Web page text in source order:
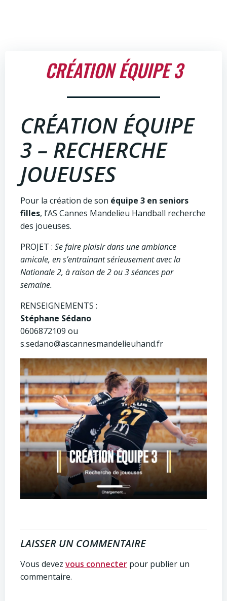
CRÉATION ÉQUIPE 3
CRÉATION ÉQUIPE
3 – RECHERCHE
JOUEUSES
Pour la création de son équipe 3 en seniors
filles, l’AS Cannes Mandelieu Handball recherche
des joueuses.
PROJET : Se faire plaisir dans une ambiance
amicale, en s’entrainant sérieusement avec la
Nationale 2, à raison de 2 ou 3 séances par
semaine.
RENSEIGNEMENTS :
Stéphane Sédano
0606872109 ou
s.sedano@ascannesmandelieuhand.fr
LAISSER UN COMMENTAIRE
Vous devez vous connecter pour publier un
commentaire.